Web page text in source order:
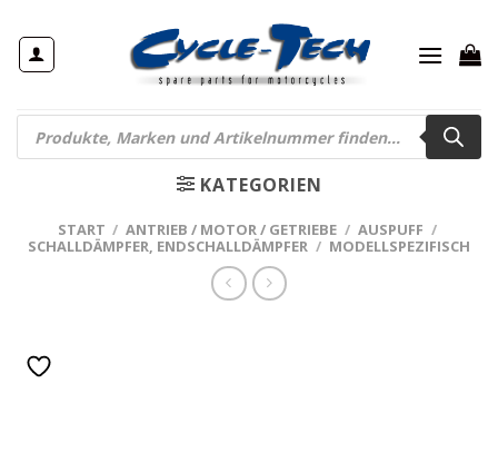
Inhalt
springen
Products
search
KATEGORIEN
START / ANTRIEB / MOTOR / GETRIEBE / AUSPUFF /
SCHALLDÄMPFER, ENDSCHALLDÄMPFER / MODELLSPEZIFISCH